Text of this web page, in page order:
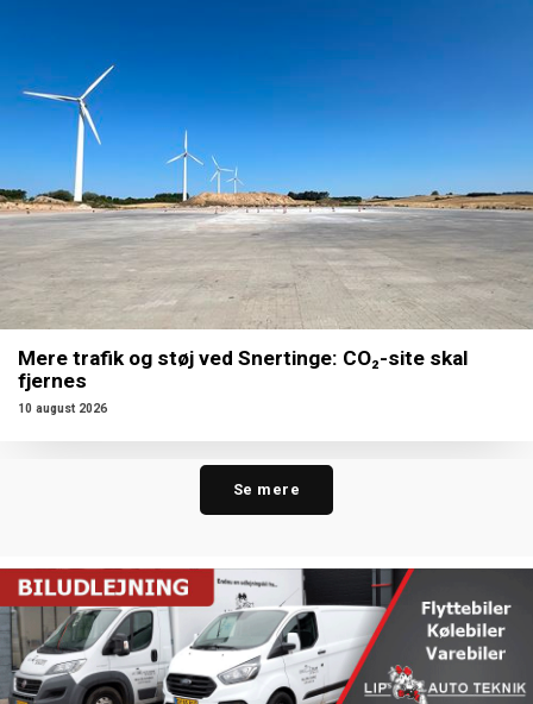
Mere trafik og støj ved Snertinge: CO₂-site skal
fjernes
10 august 2026
Se mere